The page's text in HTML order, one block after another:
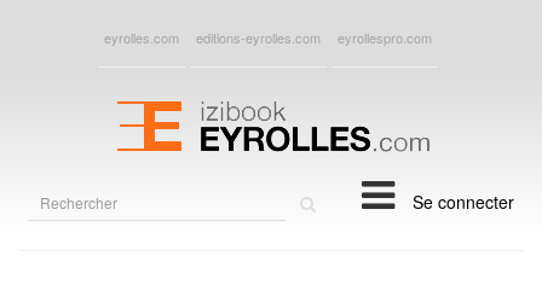
eyrolles.com editions-eyrolles.com eyrollespro.com
Se connecter